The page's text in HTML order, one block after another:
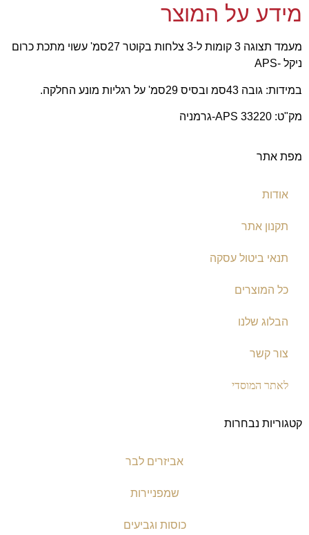
מידע על המוצר
מעמד תצוגה 3 קומות ל-3 צלחות בקוטר 27סמ' עשוי מתכת כרום
ניקל -APS
במידות: גובה 43סמ ובסיס 29סמ' על רגליות מונע החלקה.
מק"ט: 33220 APS-גרמניה
מפת אתר
אודות
תקנון אתר
תנאי ביטול עסקה
כל המוצרים
הבלוג שלנו
צור קשר
לאתר המוסדי
קטגוריות נבחרות
אביזרים לבר
שמפניירות
כוסות וגביעים